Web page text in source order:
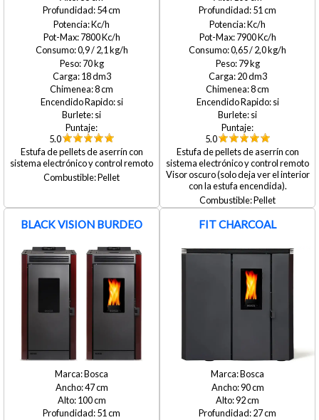
54
7800
0,9 / 2,1
70
18
8
si
si
5.0
Estufa de pellets de aserrín con
sistema electrónico y control remoto
Pellet
51
7900
0,65 / 2,0
79
20
8
si
si
5.0
Estufa de pellets de aserrín con
sistema electrónico y control remoto
Visor oscuro (solo deja ver el interior
con la estufa encendida).
Pellet
BLACK VISION BURDEO
Bosca
47
100
51
FIT CHARCOAL
Bosca
90
92
27